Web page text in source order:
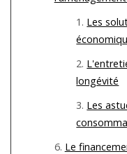
Les
longévité
Les
Le